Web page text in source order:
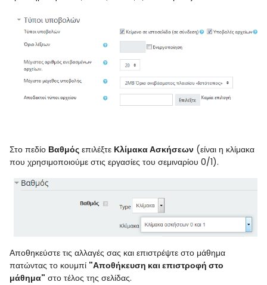
Στο πεδίο Βαθμός επιλέξτε Κλίμακα Ασκήσεων (είναι η κλίμακα
που χρησιμοποιούμε στις εργασίες του σεμιναρίου 0/1).
Αποθηκεύστε τις αλλαγές σας και επιστρέψτε στο μάθημα
πατώντας το κουμπί "Αποθήκευση και επιστροφή στο
μάθημα" στο τέλος της σελίδας.